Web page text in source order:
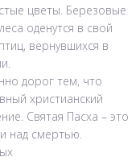
цветы. Березовые
оденутся в свой
вернувшихся в
дорог тем, что
христианский
Святая Пасха – это
над смертью.